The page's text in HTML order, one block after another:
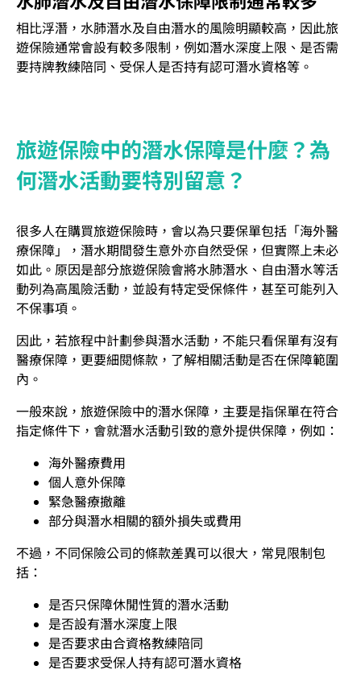
相比浮潛，水肺潛水及自由潛水的風險明顯較高，因此旅
遊保險通常會設有較多限制，例如潛水深度上限、是否需
要持牌教練陪同、受保人是否持有認可潛水資格等。
旅遊保險中的潛水保障是什麼？為
何潛水活動要特別留意？
很多人在購買旅遊保險時，會以為只要保單包括「海外醫
療保障」，潛水期間發生意外亦自然受保，但實際上未必
如此。原因是部分旅遊保險會將水肺潛水、自由潛水等活
動列為高風險活動，並設有特定受保條件，甚至可能列入
不保事項。
因此，若旅程中計劃參與潛水活動，不能只看保單有沒有
醫療保障，更要細閱條款，了解相關活動是否在保障範圍
內。
一般來說，旅遊保險中的潛水保障，主要是指保單在符合
指定條件下，會就潛水活動引致的意外提供保障，例如：
海外醫療費用
個人意外保障
緊急醫療撤離
部分與潛水相關的額外損失或費用
不過，不同保險公司的條款差異可以很大，常見限制包
括：
是否只保障休閒性質的潛水活動
是否設有潛水深度上限
是否要求由合資格教練陪同
是否要求受保人持有認可潛水資格